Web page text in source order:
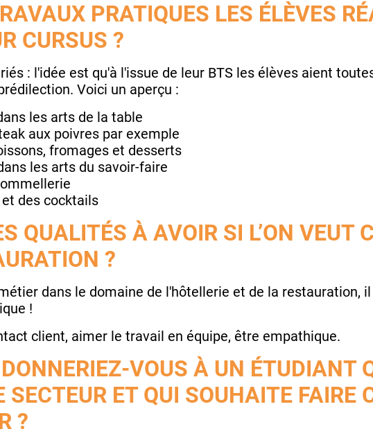
PRATIQUES LES ÉLÈVES
CURSUS ?
: l'idée est qu'à l'issue de leur BTS les élèves aient
Voici un aperçu :
les arts de la table
aux poivres par exemple
fromages et desserts
les arts du savoir-faire
des cocktails
QUALITÉS À AVOIR SI L’ON VEUT
?
dans le domaine de l'hôtellerie et de la restauration,
!
client, aimer le travail en équipe, être empathique.
VOUS À UN ÉTUDIANT
SECTEUR ET QUI SOUHAITE FAIRE
?